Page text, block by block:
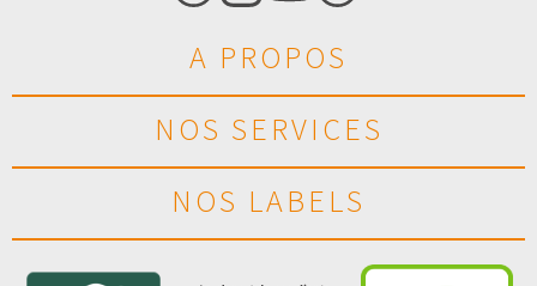
A PROPOS
NOS SERVICES
NOS LABELS